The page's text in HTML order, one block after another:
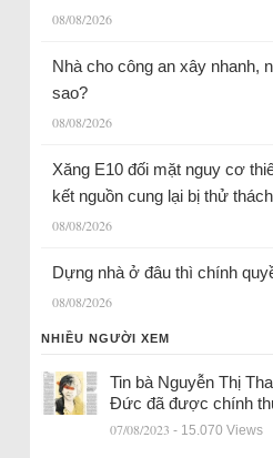
08/08/2026
Nhà cho công an xây nhanh,
sao?
08/08/2026
Xăng E10 đối mặt nguy cơ
kết nguồn cung lại bị thử
08/08/2026
Dựng nhà ở đâu thì chính
08/08/2026
NHIỀU NGƯỜI XEM
Tin bà Nguyễn Thị
Đức đã được chính
07/08/2023 - 15.070 Views